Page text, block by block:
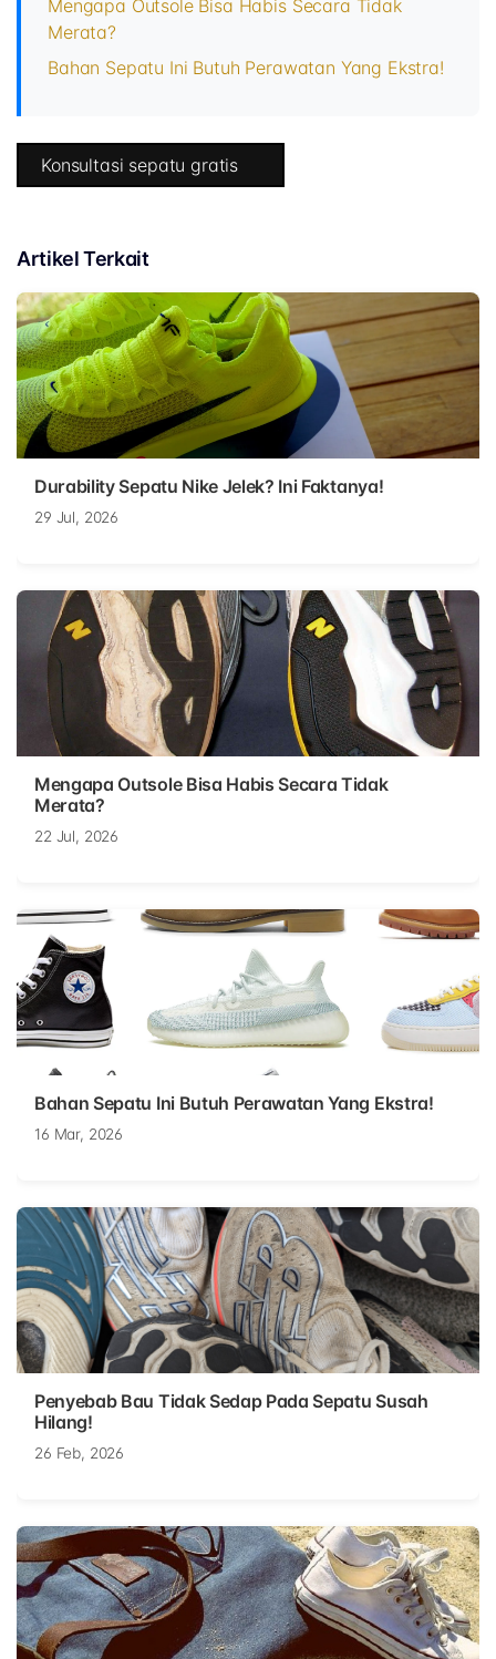
Mengapa Outsole Bisa Habis Secara Tidak
Merata?
Bahan Sepatu Ini Butuh Perawatan Yang Ekstra!
Konsultasi sepatu gratis
Artikel Terkait
Durability Sepatu Nike Jelek? Ini Faktanya!
29 Jul, 2026
Mengapa Outsole Bisa Habis Secara Tidak
Merata?
22 Jul, 2026
Bahan Sepatu Ini Butuh Perawatan Yang Ekstra!
16 Mar, 2026
Penyebab Bau Tidak Sedap Pada Sepatu Susah
Hilang!
26 Feb, 2026